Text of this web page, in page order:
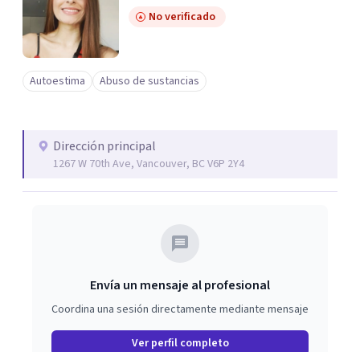
No verificado
Autoestima Abuso de sustancias
Dirección principal
1267 W 70th Ave, Vancouver, BC V6P 2Y4
Envía un mensaje al profesional
Coordina una sesión directamente mediante mensaje
Ver perfil completo